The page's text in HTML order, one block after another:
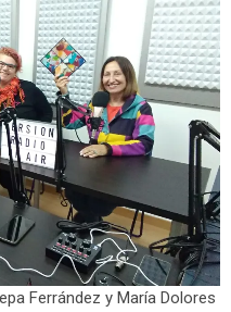
Ferrández y María Dolores